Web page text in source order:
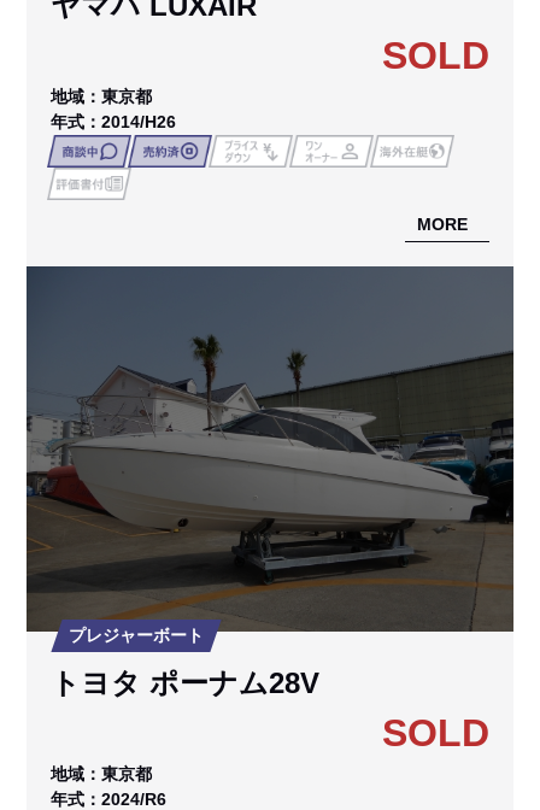
SOLD
地域：東京都
年式：2014/H26
MORE
プレジャーボート
トヨタ ポーナム28V
SOLD
地域：東京都
年式：2024/R6